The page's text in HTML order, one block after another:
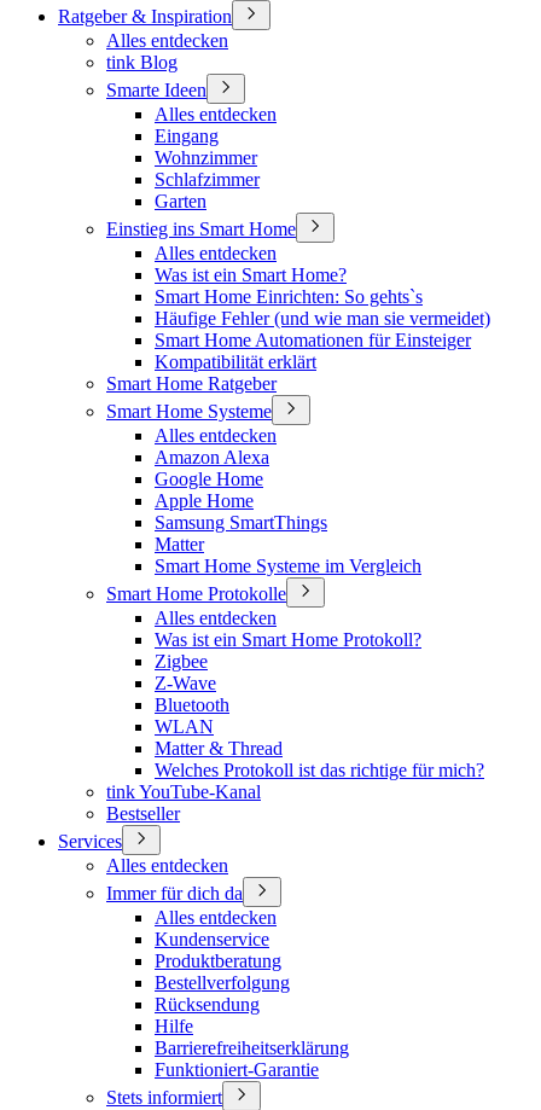
Ratgeber & Inspiration
Alles entdecken
tink Blog
Smarte Ideen
Alles entdecken
Eingang
Wohnzimmer
Schlafzimmer
Garten
Einstieg ins Smart Home
Alles entdecken
Was ist ein Smart Home?
Smart Home Einrichten: So gehts`s
Häufige Fehler (und wie man sie vermeidet)
Smart Home Automationen für Einsteiger
Kompatibilität erklärt
Smart Home Ratgeber
Smart Home Systeme
Alles entdecken
Amazon Alexa
Google Home
Apple Home
Samsung SmartThings
Matter
Smart Home Systeme im Vergleich
Smart Home Protokolle
Alles entdecken
Was ist ein Smart Home Protokoll?
Zigbee
Z-Wave
Bluetooth
WLAN
Matter & Thread
Welches Protokoll ist das richtige für mich?
tink YouTube-Kanal
Bestseller
Services
Alles entdecken
Immer für dich da
Alles entdecken
Kundenservice
Produktberatung
Bestellverfolgung
Rücksendung
Hilfe
Barrierefreiheitserklärung
Funktioniert-Garantie
Stets informiert